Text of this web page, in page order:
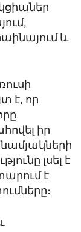
և
է, որ
իր
լսել է
է